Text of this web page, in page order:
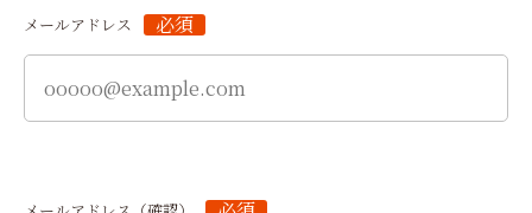
メールアドレス 必須